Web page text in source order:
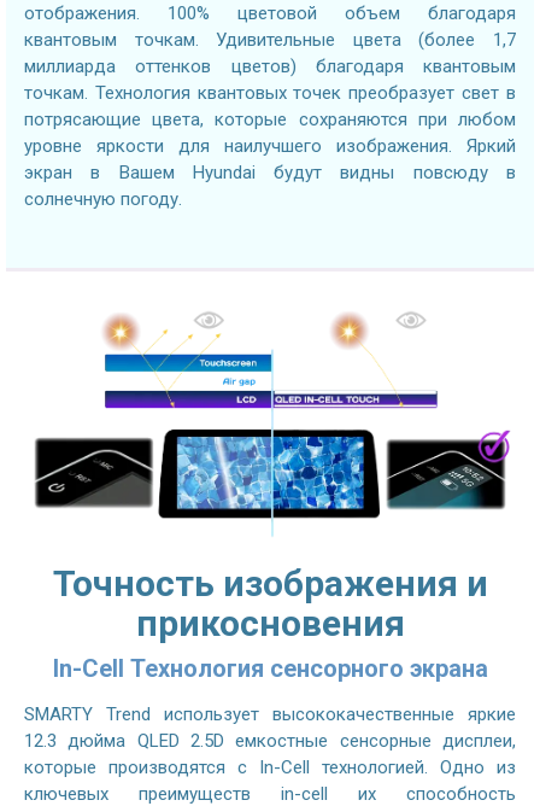
отображения. 100% цветовой объем благодаря
квантовым точкам. Удивительные цвета (более 1,7
миллиарда оттенков цветов) благодаря квантовым
точкам. Технология квантовых точек преобразует свет в
потрясающие цвета, которые сохраняются при любом
уровне яркости для наилучшего изображения. Яркий
экран в Вашем Hyundai будут видны повсюду в
солнечную погоду.
Точность изображения и
прикосновения
In-Cell Технология сенсорного экрана
SMARTY Trend использует высококачественные яркие
12.3 дюйма QLED 2.5D емкостные сенсорные дисплеи,
которые производятся с In-Cell технологией. Одно из
ключевых преимуществ in-cell их способность